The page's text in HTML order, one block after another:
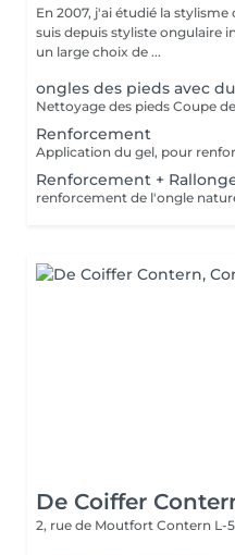
En 2007, j'ai étudié la stylisme
suis depuis styliste ongulaire
un large choix de ...
ongles des pieds avec
Renforcement
Application du gel, pour
Renforcement +
De Coiffer
2, rue de Moutfort Contern L-